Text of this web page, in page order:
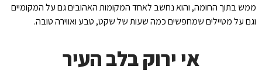
ממש בתוך החומה, והוא נחשב לאחד המקומות האהובים גם על המקומיים
וגם על מטיילים שמחפשים כמה שעות של שקט, טבע ואווירה טובה.
אי ירוק בלב העיר